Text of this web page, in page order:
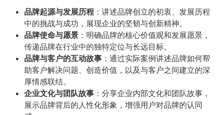
品牌起源与发展历程 ：讲述品牌创立的初衷、发展历程
中的挑战与成功，展现企业的坚韧与创新精神。
品牌使命与愿景 ：明确品牌的核心价值观和发展愿景，
传递品牌在行业中的独特定位与长远目标。
品牌与客户的互动故事 ：通过实际案例讲述品牌如何帮
助客户解决问题、创造价值，以及与客户之间建立的深
厚情感联结。
企业文化与团队故事 ：分享企业内部文化和团队故事，
展示品牌背后的人性化形象，增强用户对品牌的认同